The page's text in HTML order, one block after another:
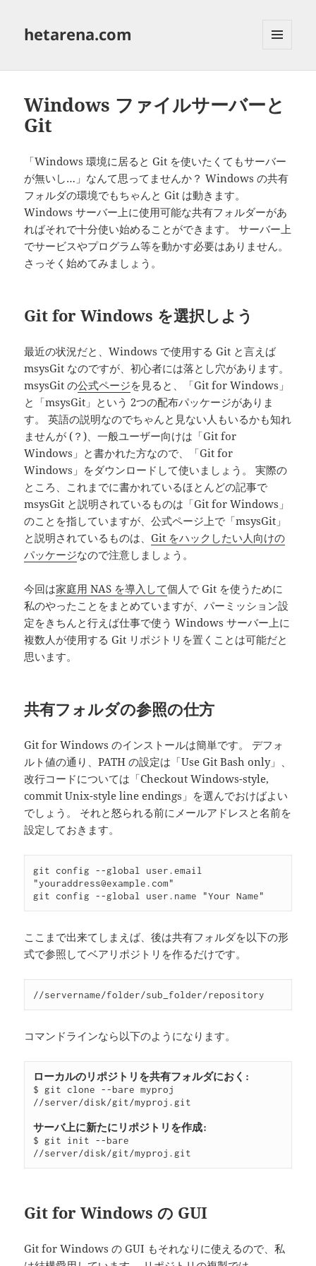
hetarena.com
ーとウ
Windows ファイルサーバーと
Git
「Windows 環境に居ると Git を使いたくてもサーバー
が無いし…」なんて思ってませんか？ Windows の共有
フォルダの環境でもちゃんと Git は動きます。
Windows サーバー上に使用可能な共有フォルダーがあ
ればそれで十分使い始めることができます。 サーバー上
でサービスやプログラム等を動かす必要はありません。
さっそく始めてみましょう。
Git for Windows を選択しよう
最近の状況だと、Windows で使用する Git と言えば
msysGit なのですが、初心者には落とし穴があります。
msysGit の公式ページを見ると、「Git for Windows」
と「msysGit」という 2つの配布パッケージがありま
す。 英語の説明なのでちゃんと見ない人もいるかも知れ
ませんが (？)、一般ユーザー向けは「Git for
Windows」と書かれた方なので、「Git for
Windows」をダウンロードして使いましょう。 実際の
ところ、これまでに書かれているほとんどの記事で
msysGit と説明されているものは「Git for Windows」
のことを指していますが、公式ページ上で「msysGit」
と説明されているものは、Git をハックしたい人向けの
パッケージなので注意しましょう。
今回は家庭用 NAS を導入して個人で Git を使うために
私のやったことをまとめていますが、パーミッション設
定をきちんと行えば仕事で使う Windows サーバー上に
複数人が使用する Git リポジトリを置くことは可能だと
思います。
共有フォルダの参照の仕方
Git for Windows のインストールは簡単です。 デフォ
ルト値の通り、PATH の設定は「Use Git Bash only」、
改行コードについては「Checkout Windows-style,
commit Unix-style line endings」を選んでおけばよい
でしょう。 それと怒られる前にメールアドレスと名前を
設定しておきます。
git config --global user.email
"youraddress@example.com"
ここまで出来てしまえば、後は共有フォルダを以下の形
式で参照してベアリポジトリを作るだけです。
コマンドラインなら以下のようになります。
ローカルのリポジトリを共有フォルダにおく:
$ git clone --bare myproj
//server/disk/git/myproj.git
サーバ上に新たにリポジトリを作成:
$ git init --bare
Git for Windows の GUI
Git for Windows の GUI もそれなりに使えるので、私